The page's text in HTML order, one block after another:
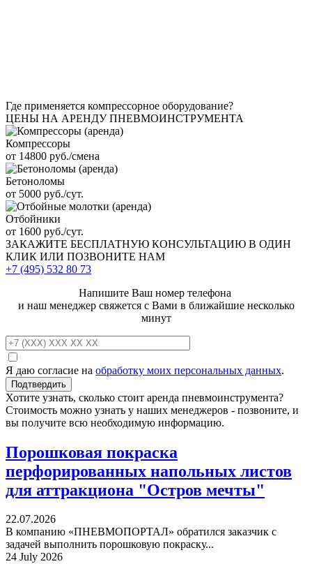
Где применяется компрессорное оборудование?
ЦЕНЫ НА АРЕНДУ ПНЕВМОИНСТРУМЕНТА
Компрессоры
от 14800 руб./смена
Бетоноломы
от 5000 руб./сут.
Отбойники
от 1600 руб./сут.
ЗАКАЖИТЕ БЕСПЛАТНУЮ КОНСУЛЬТАЦИЮ В ОДИН
КЛИК ИЛИ ПОЗВОНИТЕ НАМ
+7 (495) 532 80 73
Напишите Ваш номер телефона
и наш менеджер свяжется с Вами в ближайшие несколько
минут
Я даю согласие на обработку моих персональных данных.
Хотите узнать, сколько стоит аренда пневмоинструмента?
Стоимость можно узнать у наших менеджеров - позвоните, и
вы получите всю необходимую информацию.
Порошковая покраска
перфорированных напольных листов
для аттракциона "Остров мечты"
22.07.2026
В компанию «ПНЕВМОПОРТАЛ» обратился заказчик с
задачей выполнить порошковую покраску...
24 July 2026